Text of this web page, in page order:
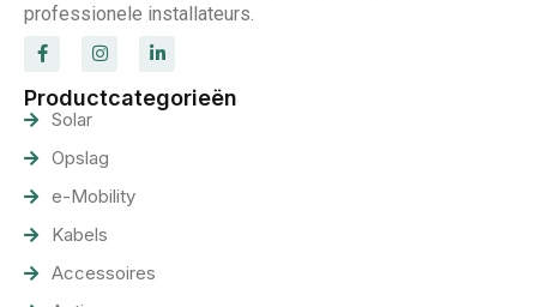
professionele installateurs.
Productcategorieën
Solar
Opslag
e-Mobility
Kabels
Accessoires